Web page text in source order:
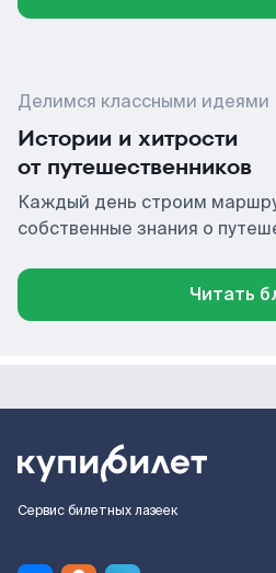
Делимся классными идеями
Истории и хитрости
от путешественников
Каждый день строим
собственные знания о
Читать
Сервис билетных лазеек